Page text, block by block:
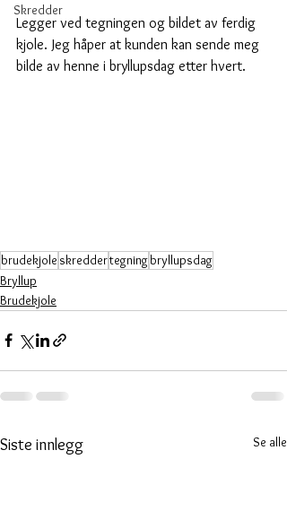
Skredder
Legger ved tegningen og bildet av ferdig
kjole. Jeg håper at kunden kan sende meg
bilde av henne i bryllupsdag etter hvert.
brudekjole skreddertegningbryllupsdag
Bryllup
Brudekjole
Siste innlegg Se alle